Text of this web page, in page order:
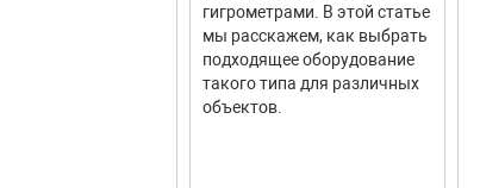
гигрометрами. В этой статье
мы расскажем, как выбрать
подходящее оборудование
такого типа для различных
объектов.